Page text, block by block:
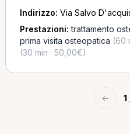
Indirizzo: Via Salvo
Prestazioni:trattamento
prima visita osteopatica (60
(30 min · 50,00€)
← 1